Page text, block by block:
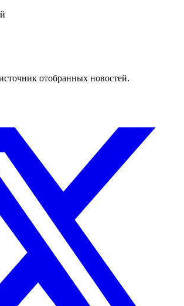
отобранных новостей.